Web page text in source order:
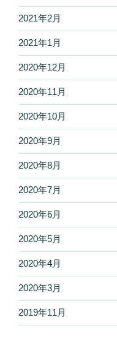
2021年2月
2021年1月
2020年12月
2020年11月
2020年10月
2020年9月
2020年8月
2020年7月
2020年6月
2020年5月
2020年4月
2020年3月
2019年11月